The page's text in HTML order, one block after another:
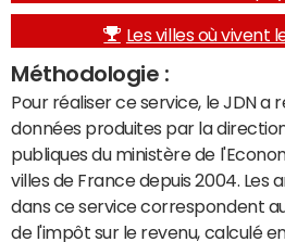
Les villes où vivent
Méthodologie :
Pour réaliser ce service, le JDN a
données produites par la
publiques du ministère de
villes de France depuis 2004. Les
dans ce service correspondent
de l'impôt sur le revenu, calculé